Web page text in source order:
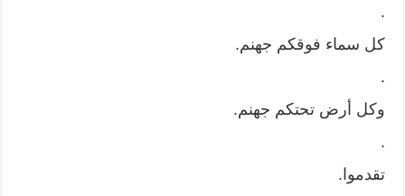
.
كل سماء فوقكم جهنم.
.
وكل أرض تحتكم جهنم.
.
تقدموا.